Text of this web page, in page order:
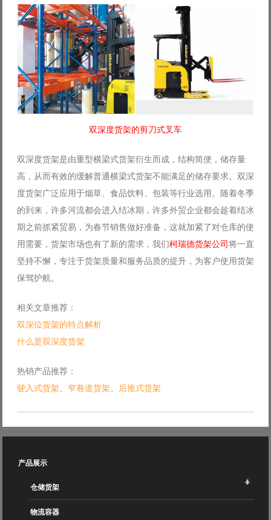
双深度货架的剪刀式叉车
双深度货架是由重型横梁式货架衍生而成，结构简便，储存量
高，从而有效的缓解普通横梁式货架不能满足的储存要求。双深
度货架广泛应用于烟草、食品饮料、包装等行业选用。随着冬季
的到来，许多河流都会进入结冰期，许多外贸企业都会趁着结冰
期之前抓紧贸易，为春节销售做好准备，这就加紧了对仓库的使
用需要，货架市场也有了新的需求，我们柯瑞德货架公司将一直
坚持不懈，专注于货架质量和服务品质的提升，为客户使用货架
保驾护航。
相关文章推荐：
双深位货架的特点解析
什么是双深度货架
热销产品推荐：
驶入式货架、 窄巷道货架、 后推式货架
产品展示
仓储货架
物流容器